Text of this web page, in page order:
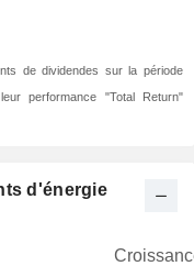
de dividendes sur la période
performance "Total Return"
d'énergie